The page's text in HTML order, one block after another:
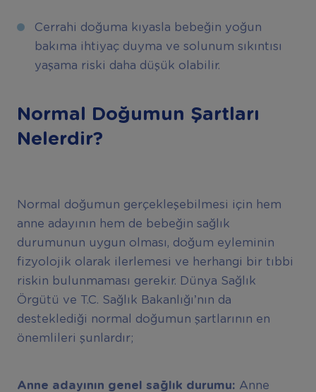
Cerrahi doğuma kıyasla bebeğin yoğun
bakıma ihtiyaç duyma ve solunum sıkıntısı
yaşama riski daha düşük olabilir.
Normal Doğumun Şartları
Nelerdir?
Normal doğumun gerçekleşebilmesi için hem
anne adayının hem de bebeğin sağlık
durumunun uygun olması, doğum eyleminin
fizyolojik olarak ilerlemesi ve herhangi bir tıbbi
riskin bulunmaması gerekir. Dünya Sağlık
Örgütü ve T.C. Sağlık Bakanlığı’nın da
desteklediği normal doğumun şartlarının en
önemlileri şunlardır;
Anne adayının genel sağlık durumu: Anne